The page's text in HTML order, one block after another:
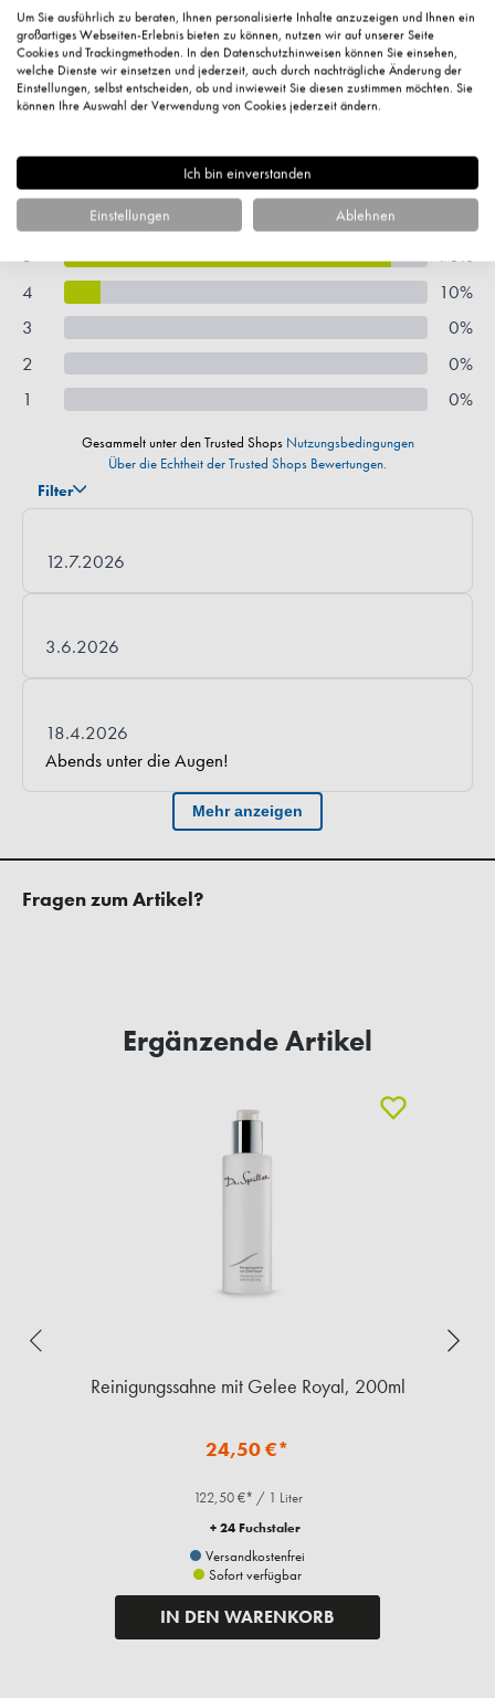
Hersteller-Kontaktinformationen
Fragen zum Artikel?
Ergänzende Artikel
Reinigungssahne mit Gelee Royal, 200ml
24,50 €*
122,50 €* / 1 Liter
+ 24 Fuchstaler
Versandkostenfrei
Sofort verfügbar
IN DEN WARENKORB
Um Sie ausführlich zu beraten, Ihnen personalisierte Inhalte anzuzeigen und Ihnen ein
großartiges Webseiten-Erlebnis bieten zu können, nutzen wir auf unserer Seite
Cookies und Trackingmethoden. In den Datenschutzhinweisen können Sie einsehen,
welche Dienste wir einsetzen und jederzeit, auch durch nachträgliche Änderung der
Einstellungen, selbst entscheiden, ob und inwieweit Sie diesen zustimmen möchten. Sie
können Ihre Auswahl der Verwendung von Cookies jederzeit ändern.
Ich bin einverstanden
Einstellungen Ablehnen